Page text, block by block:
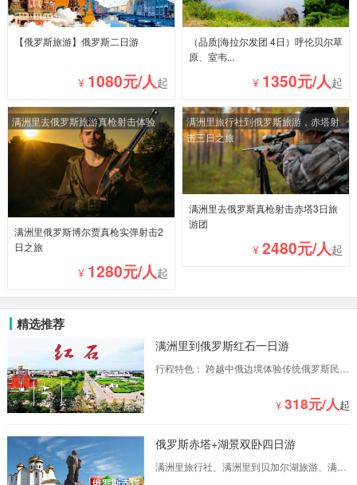
【俄罗斯旅游】俄罗斯二日游
¥ 1080元/人 起
（品质|海拉尔发团 4日）呼伦贝尔草
原、室韦...
¥ 1350元/人 起
满洲里去俄罗斯旅游真枪射击体验
满洲里俄罗斯博尔贾真枪实弹射击2
日之旅
¥ 1280元/人起
满洲里旅行社到俄罗斯旅游，赤塔射
击三日之旅
满洲里去俄罗斯真枪射击赤塔3日旅
游团
¥ 2480元/人起
精选推荐
满洲里到俄罗斯红石一日游
行程特色： 跨越中俄边境体验传统俄罗斯民族
步异域小镇感受俄式生活与工作态度
¥ 318元/人起
俄罗斯赤塔+湖景双卧四日游
满洲里旅行社、满洲里到贝加尔湖旅游、满洲